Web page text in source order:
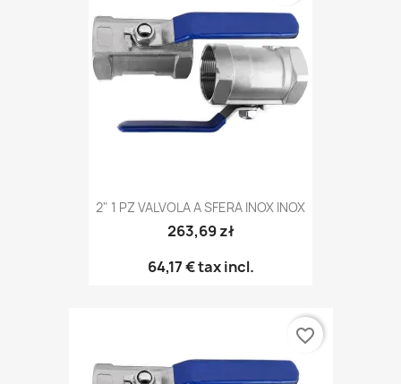
2" 1 PZ VALVOLA A SFERA INOX INOX
263,69 zł
64,17 €tax incl.
favorite_border